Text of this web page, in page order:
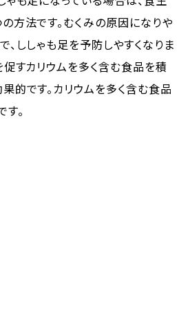
方法です。むくみの原因になりや
、ししゃも足を予防しやすくなりま
促すカリウムを多く含む食品を積
的です。カリウムを多く含む食品
。